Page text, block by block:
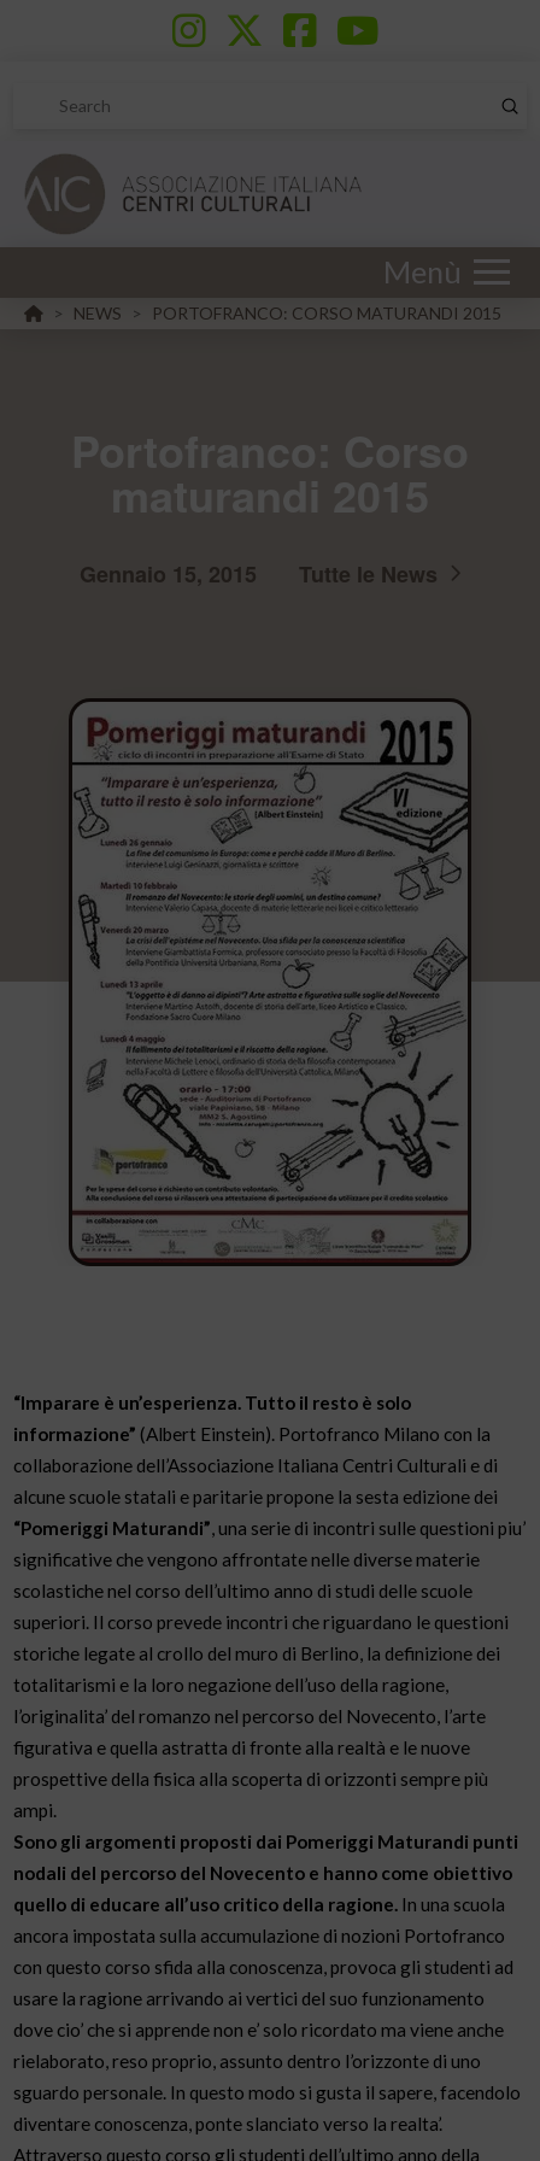
Search
Menù
HOME
> NEWS > PORTOFRANCO: CORSO MATURANDI 2015
Gennaio 15, 2015 Tutte le News
“Imparare è un’esperienza. Tutto il resto è solo
informazione” (Albert Einstein). Portofranco Milano con la
collaborazione dell’Associazione Italiana Centri Culturali e di
alcune scuole statali e paritarie propone la sesta edizione dei
“Pomeriggi Maturandi” , una serie di incontri sulle questioni piu’
significative che vengono affrontate nelle diverse materie
scolastiche nel corso dell’ultimo anno di studi delle scuole
superiori. Il corso prevede incontri che riguardano le questioni
storiche legate al crollo del muro di Berlino, la definizione dei
totalitarismi e la loro negazione dell’uso della ragione,
l’originalita’ del romanzo nel percorso del Novecento, l’arte
figurativa e quella astratta di fronte alla realtà e le nuove
prospettive della fisica alla scoperta di orizzonti sempre più
ampi.
Sono gli argomenti proposti dai Pomeriggi Maturandi punti
nodali del percorso del Novecento e hanno come obiettivo
quello di educare all’uso critico della ragione. In una scuola
ancora impostata sulla accumulazione di nozioni Portofranco
con questo corso sfida alla conoscenza, provoca gli studenti ad
usare la ragione arrivando ai vertici del suo funzionamento
dove cio’ che si apprende non e’ solo ricordato ma viene anche
rielaborato, reso proprio, assunto dentro l’orizzonte di uno
sguardo personale. In questo modo si gusta il sapere, facendolo
diventare conoscenza, ponte slanciato verso la realta’.
Attraverso questo corso gli studenti dell’ultimo anno della